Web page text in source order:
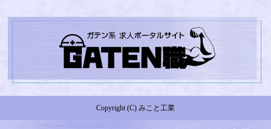
Copyright (C) みこと工業